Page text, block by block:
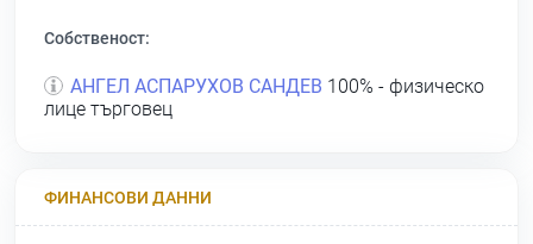
Собственост:
АНГЕЛ АСПАРУХОВ САНДЕВ 100% - физическо
лице търговец
ФИНАНСОВИ ДАННИ